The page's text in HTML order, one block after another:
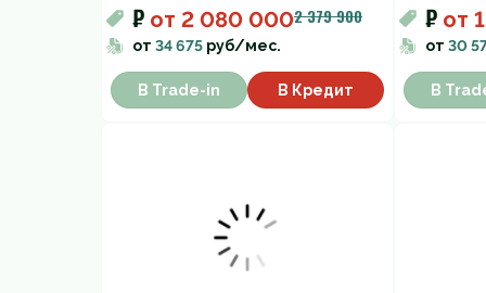
₽ от 2 080 0002 379 900
от 34 675 руб/мес.
В Trade-in В Кредит
₽ от
от 30
В